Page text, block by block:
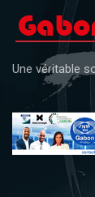
content
Une véritable